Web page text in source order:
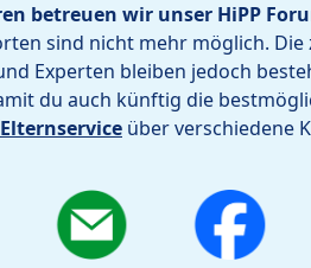
betreuen wir unser HiPP
sind nicht mehr möglich. Die
Experten bleiben jedoch
du auch künftig die
über verschiedene